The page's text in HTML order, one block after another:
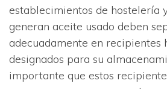
establecimientos de hostelería
generan aceite usado deben
adecuadamente en recipientes
designados para su
importante que estos